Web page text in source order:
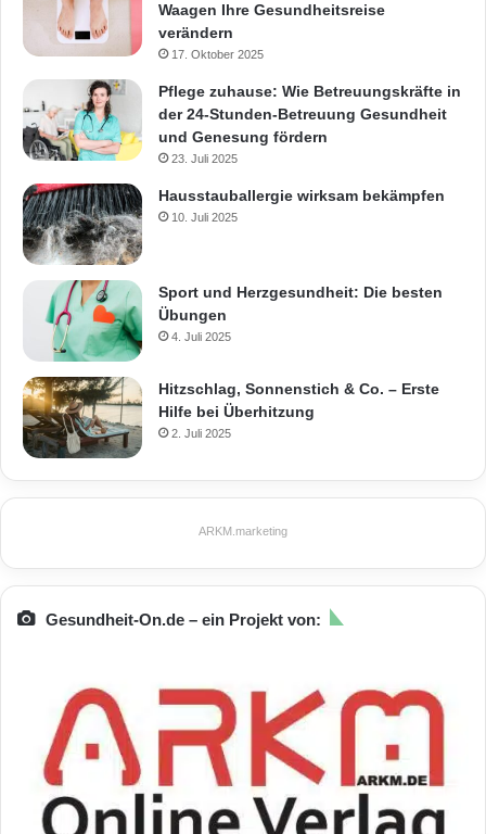
Waagen Ihre Gesundheitsreise
verändern
17. Oktober 2025
Pflege zuhause: Wie Betreuungskräfte in
der 24-Stunden-Betreuung Gesundheit
und Genesung fördern
23. Juli 2025
Hausstauballergie wirksam bekämpfen
10. Juli 2025
Sport und Herzgesundheit: Die besten
Übungen
4. Juli 2025
Hitzschlag, Sonnenstich & Co. – Erste
Hilfe bei Überhitzung
2. Juli 2025
ARKM.marketing
Gesundheit-On.de – ein Projekt von: